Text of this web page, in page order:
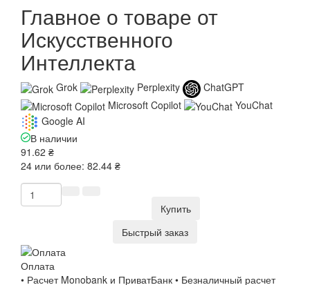
Главное о товаре от
Искусственного
Интеллекта
Grok Perplexity
ChatGPT
Microsoft Copilot
YouChat
Google AI
В наличии
91.62 ₴
24 или более: 82.44 ₴
Купить
Быстрый заказ
Оплата
• Расчет Monobank и ПриватБанк • Безналичный расчет